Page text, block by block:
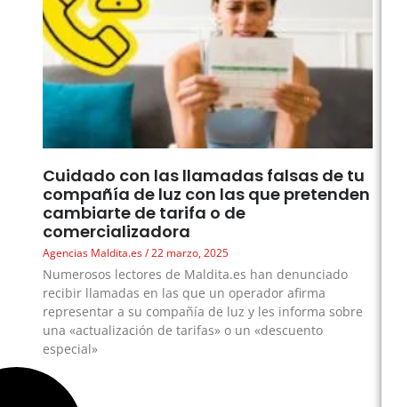
Cuidado con las llamadas falsas de tu
compañía de luz con las que pretenden
cambiarte de tarifa o de
comercializadora
Agencias Maldita.es 22 marzo, 2025
Numerosos lectores de Maldita.es han denunciado
recibir llamadas en las que un operador afirma
representar a su compañía de luz y les informa sobre
una «actualización de tarifas» o un «descuento
especial»